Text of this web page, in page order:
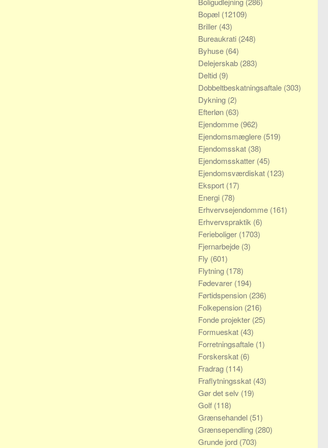
Bopæl (12109)
Briller (43)
Bureaukrati (248)
Byhuse (64)
Delejerskab (283)
Deltid (9)
Dobbeltbeskatningsaftale (303)
Dykning (2)
Efterløn (63)
Ejendomme (962)
Ejendomsmæglere (519)
Ejendomsskat (38)
Ejendomsskatter (45)
Ejendomsværdiskat (123)
Eksport (17)
Energi (78)
Erhvervsejendomme (161)
Erhvervspraktik (6)
Ferieboliger (1703)
Fjernarbejde (3)
Fly (601)
Flytning (178)
Fødevarer (194)
Førtidspension (236)
Folkepension (216)
Fonde projekter (25)
Formueskat (43)
Forretningsaftale (1)
Forskerskat (6)
Fradrag (114)
Fraflytningsskat (43)
Gør det selv (19)
Golf (118)
Grænsehandel (51)
Grænsependling (280)
Grunde jord (703)